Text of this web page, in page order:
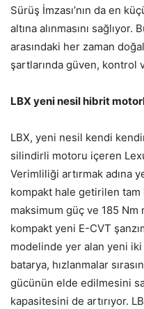
Sürüş İmzası’nın da en
altına alınmasını
arasındaki her zaman
şartlarında güven, kontrol
LBX yeni nesil hibrit
LBX, yeni nesil kendi
silindirli motoru içeren
Verimliliği artırmak adına
kompakt hale getirilen
maksimum güç ve 185
kompakt yeni E-CVT
modelinde yer alan yeni
batarya, hızlanmalar
gücünün elde edilmesini
kapasitesini de artırıyor.